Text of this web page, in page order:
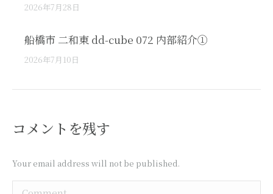
2026年7月28日
船橋市 二和東 dd-cube 072 内部紹介①
2026年7月10日
コメントを残す
Your email address will not be published.
Comment